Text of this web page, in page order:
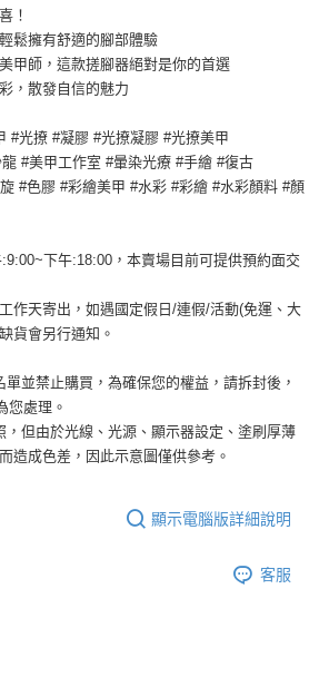
！
鬆擁有舒適的腳部體驗
甲師，這款搓腳器絕對是你的首選
，散發自信的魅力
#光撩 #凝膠 #光撩凝膠 #光撩美甲
#美甲工作室 #暈染光療 #手繪 #復古
#色膠 #彩繪美甲 #水彩 #彩繪 #水彩顏料 #顏
下午:18:00，本賣場目前可提供預約面交
作天寄出，如遇國定假日/連假/活動(免運、大
貨會另行通知。
並禁止購買，為確保您的權益，請拆封後，
您處理。
但由於光線、光源、顯示器設定、塗刷厚薄
造成色差，因此示意圖僅供參考。
顯示電腦版詳細說明
客服